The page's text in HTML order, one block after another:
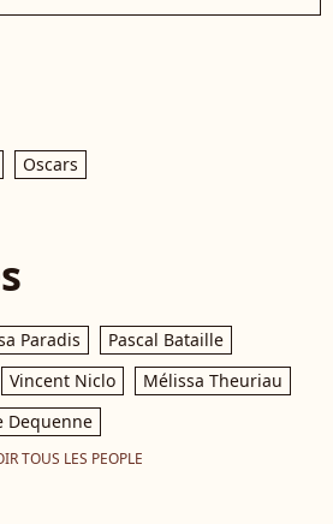
Oscars
Paradis
Pascal Bataille
Vincent Niclo
Mélissa Theuriau
Dequenne
TOUS LES PEOPLE